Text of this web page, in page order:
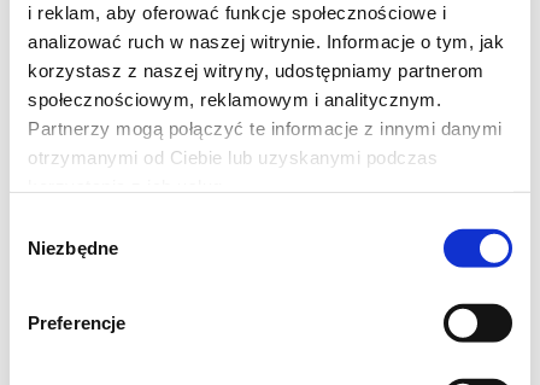
i reklam, aby oferować funkcje społecznościowe i
analizować ruch w naszej witrynie. Informacje o tym, jak
korzystasz z naszej witryny, udostępniamy partnerom
społecznościowym, reklamowym i analitycznym.
Partnerzy mogą połączyć te informacje z innymi danymi
otrzymanymi od Ciebie lub uzyskanymi podczas
zgody
Niezbędne
Preferencje